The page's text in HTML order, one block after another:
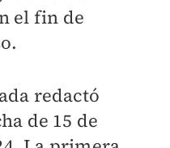
el fin de
redactó
de 15 de